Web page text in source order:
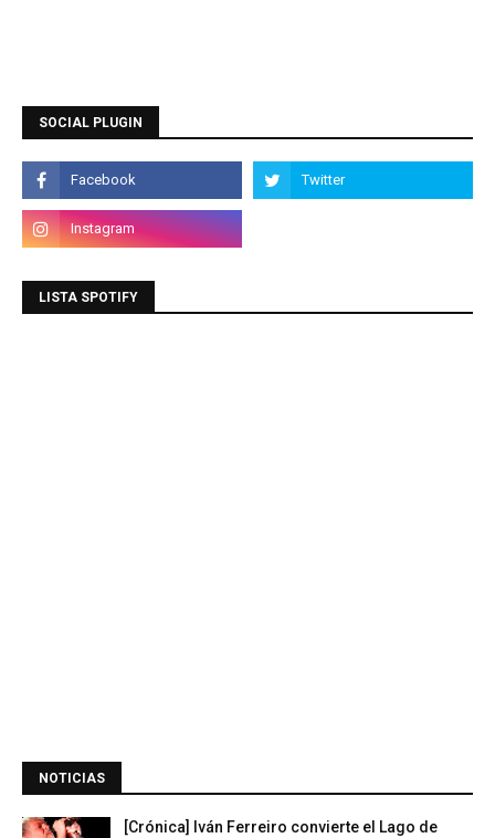
SOCIAL PLUGIN
LISTA SPOTIFY
NOTICIAS
[Crónica] Iván Ferreiro convierte el Lago de